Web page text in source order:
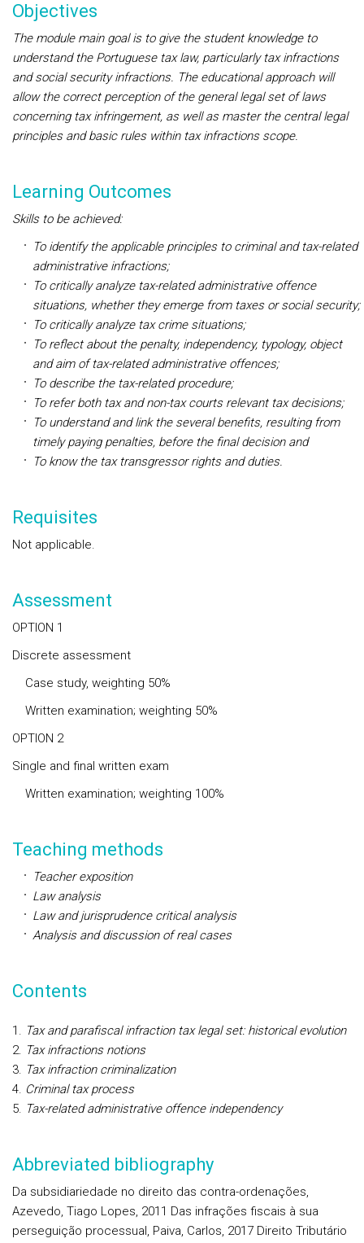
Objectives
The module main goal is to give the student knowledge to
understand the Portuguese tax law, particularly tax infractions
and social security infractions. The educational approach will
allow the correct perception of the general legal set of laws
concerning tax infringement, as well as master the central legal
principles and basic rules within tax infractions scope.
Learning Outcomes
Skills to be achieved:
To identify the applicable principles to criminal and tax-related
administrative infractions;
To critically analyze tax-related administrative offence
situations, whether they emerge from taxes or social security;
To critically analyze tax crime situations;
To reflect about the penalty, independency, typology, object
and aim of tax-related administrative offences;
To describe the tax-related procedure;
To refer both tax and non-tax courts relevant tax decisions;
To understand and link the several benefits, resulting from
timely paying penalties, before the final decision and
To know the tax transgressor rights and duties.
Requisites
Not applicable.
Assessment
OPTION 1
Discrete assessment
Case study, weighting 50%
Written examination; weighting 50%
OPTION 2
Single and final written exam
Written examination; weighting 100%
Teaching methods
Teacher exposition
Law analysis
Law and jurisprudence critical analysis
Analysis and discussion of real cases
Contents
Tax and parafiscal infraction tax legal set: historical evolution
Tax infractions notions
Tax infraction criminalization
Criminal tax process
Tax-related administrative offence independency
Abbreviated bibliography
Da subsidiariedade no direito das contra-ordenações,
Azevedo, Tiago Lopes, 2011 Das infrações fiscais à sua
perseguição processual, Paiva, Carlos, 2017 Direito Tributário